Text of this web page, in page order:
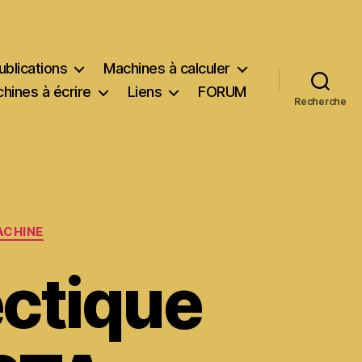
Machines à calculer
à écrire
Liens FORUM
Recherche